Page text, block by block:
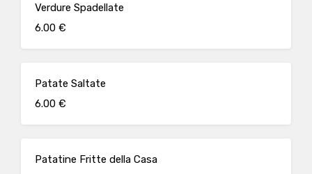
Verdure Spadellate
6.00 €
Patate Saltate
6.00 €
Patatine Fritte della Casa